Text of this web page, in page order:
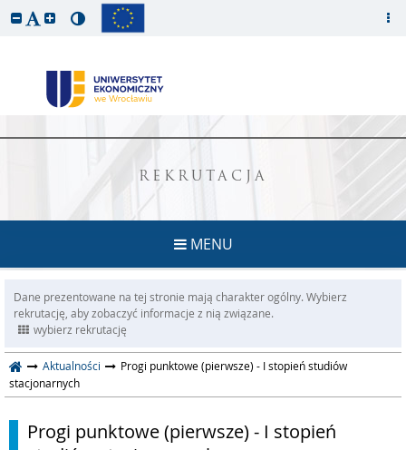
REKRUTACJA
MENU
Dane prezentowane na tej stronie mają charakter ogólny. Wybierz
rekrutację, aby zobaczyć informacje z nią związane.
wybierz rekrutację
Aktualności
Progi punktowe (pierwsze) - I stopień studiów
stacjonarnych
Progi punktowe (pierwsze) - I stopień